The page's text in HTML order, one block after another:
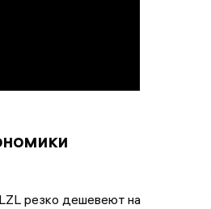
резко дешевеют на